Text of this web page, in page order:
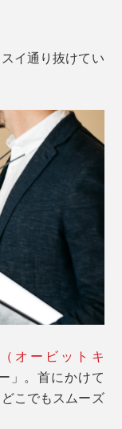
イ通り抜けてい
オービットキ
」。首にかけて
こでもスムーズ